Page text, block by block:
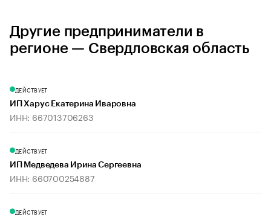
Другие предприниматели в
регионе — Свердловская область
ДЕЙСТВУЕТ
ИП Харус Екатерина Иваровна
ИНН: 667013706263
ДЕЙСТВУЕТ
ИП Медведева Ирина Сергеевна
ИНН: 660700254887
ДЕЙСТВУЕТ